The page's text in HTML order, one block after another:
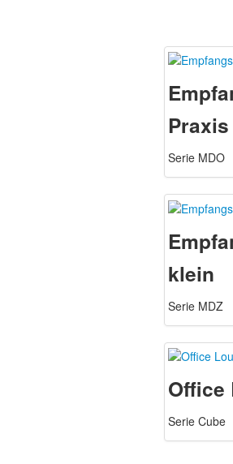
Praxis
Serie MDO
klein
Serie MDZ
Office
Serie Cube